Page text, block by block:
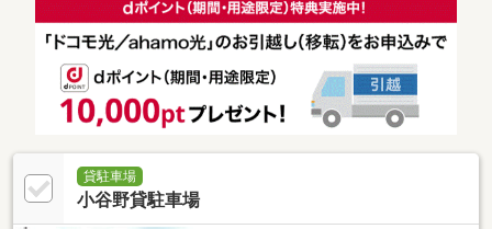
貸駐車場
小谷野貸駐車場